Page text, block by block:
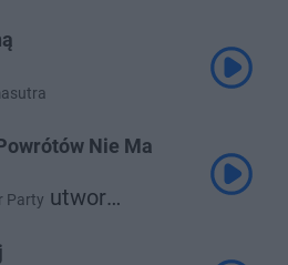
Nie Ma
Party utwor